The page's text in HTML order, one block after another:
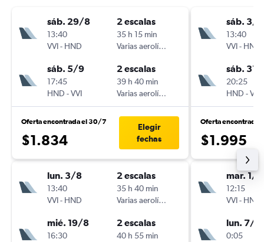
sáb. 29/8
13:40
VVI- HND
2 escalas
35 h 15 min
Varias aerolíneas
sáb. 5/9
17:45
HND -VVI
2 escalas
39 h 40 min
Varias aerolíneas
Oferta encontrada el 30/7
$1.834
Elegir
fechas
lun. 3/8
13:40
VVI- HND
2 escalas
35 h 40 min
Varias aerolíneas
mié. 19/8
16:30
2 escalas
40 h 55 min
sáb. 3/
13:40
VVI- HND
sáb. 31/
20:25
HND -VVI
Oferta encontrada
$1.995
mar. 1/9
12:15
VVI- HND
lun. 7/9
0:05